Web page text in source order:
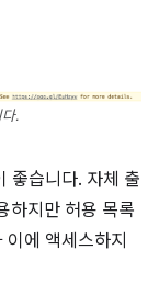
.
좋습니다. 자체 출
하지만 허용 목록
에 액세스하지